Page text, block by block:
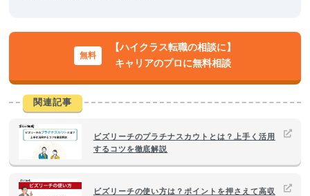
【ハイクラス転職の相談に】
キャリアのプロに無料相談
関連記事
ビズリーチのプラチナスカウトとは？上手く活用
するコツを徹底解説
ビズリーチの使い方は？ポイントを押さえて高収